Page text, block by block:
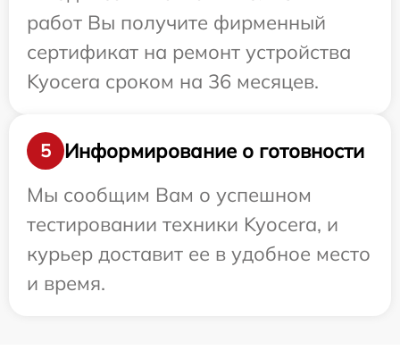
работ Вы получите фирменный
сертификат на ремонт устройства
Kyocera сроком на 36 месяцев.
5
Информирование о готовности
Мы сообщим Вам о успешном
тестировании техники Kyocera, и
курьер доставит ее в удобное место
и время.